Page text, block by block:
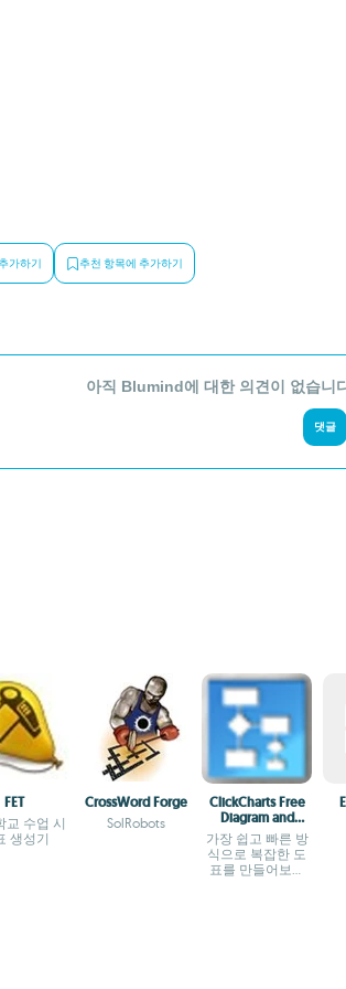
가하기 추천 항목에 추가하기
아직 Blumind에 대한 의견이 없습니
댓글
FET
교 수업 시
생성기
CrossWord Forge
SolRobots
ClickCharts Free
Diagram and
Flowchart Maker
가장 쉽고 빠른 방
식으로 복잡한 도
표를 만들어보세